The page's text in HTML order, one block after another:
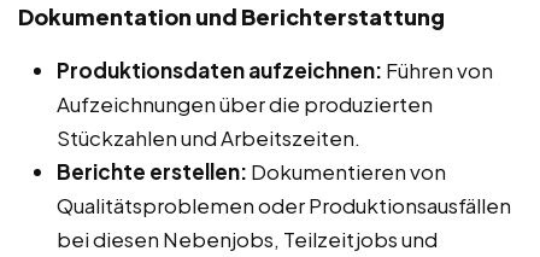
Dokumentation und Berichterstattung
Produktionsdaten aufzeichnen: Führen von
Aufzeichnungen über die produzierten
Stückzahlen und Arbeitszeiten.
Berichte erstellen: Dokumentieren von
Qualitätsproblemen oder Produktionsausfällen
bei diesen Nebenjobs, Teilzeitjobs und